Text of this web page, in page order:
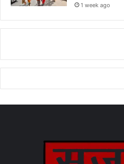
1 week ago